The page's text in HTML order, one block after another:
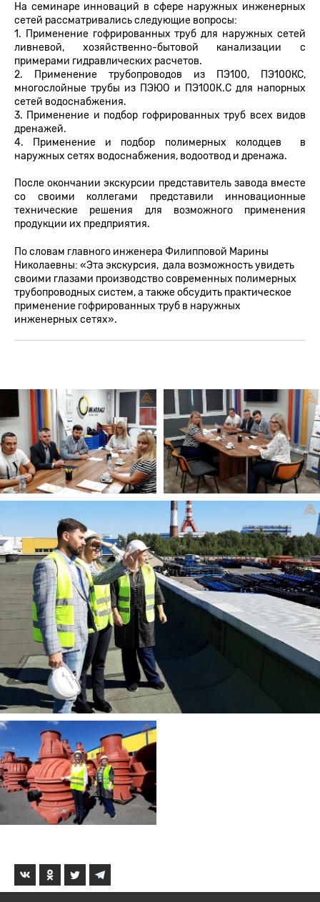
На семинаре инноваций в сфере наружных инженерных
сетей рассматривались следующие вопросы:
1. Применение гофрированных труб для наружных сетей
ливневой, хозяйственно-бытовой канализации с
примерами гидравлических расчетов.
2. Применение трубопроводов из ПЭ100, ПЭ100КС,
многослойные трубы из ПЭЮО и ПЭ100К.С для напорных
сетей водоснабжения.
3. Применение и подбор гофрированных труб всех видов
дренажей.
4. Применение и подбор полимерных колодцев в
наружных сетях водоснабжения, водоотвод и дренажа.
После окончании экскурсии представитель завода вместе
со своими коллегами представили инновационные
технические решения для возможного применения
продукции их предприятия.
По словам главного инженера Филипповой Марины
Николаевны: «Эта экскурсия, дала возможность увидеть
своими глазами производство современных полимерных
трубопроводных систем, а также обсудить практическое
применение гофрированных труб в наружных
инженерных сетях».